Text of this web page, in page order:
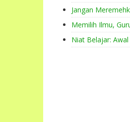
Jangan
Memilih Ilmu,
Niat Belajar: Awal